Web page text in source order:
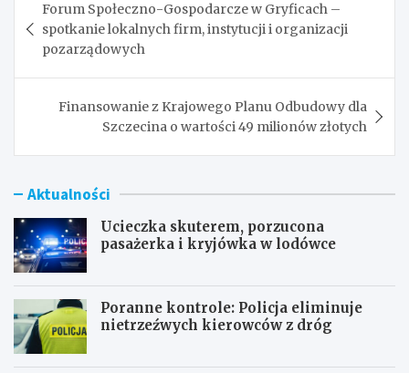
wpisu
Forum Społeczno-Gospodarcze w Gryficach –
spotkanie lokalnych firm, instytucji i organizacji
pozarządowych
Finansowanie z Krajowego Planu Odbudowy dla
Szczecina o wartości 49 milionów złotych
Aktualności
Ucieczka skuterem, porzucona
pasażerka i kryjówka w lodówce
Poranne kontrole: Policja eliminuje
nietrzeźwych kierowców z dróg